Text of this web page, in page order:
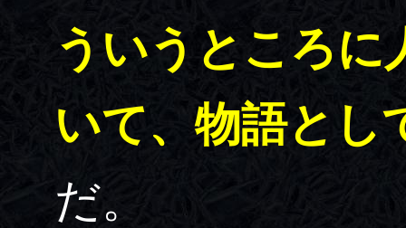
ういうところに
いて、物語とし
だ。